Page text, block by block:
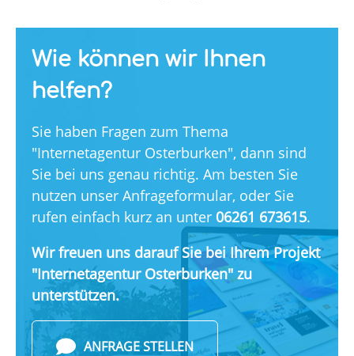
Wie können wir Ihnen
helfen?
Sie haben Fragen zum Thema
"Internetagentur Osterburken", dann sind
Sie bei uns genau richtig. Am besten Sie
nutzen unser Anfrageformular, oder Sie
rufen einfach kurz an unter 06261 673615.
Wir freuen uns darauf Sie bei Ihrem Projekt
"Internetagentur Osterburken" zu
unterstützen.
ANFRAGE STELLEN